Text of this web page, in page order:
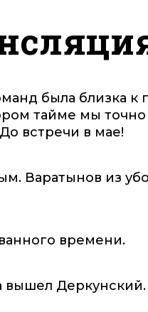
была близка к
тайме мы
встречи в мае!
Варатынов из
времени.
вышел Деркунский.